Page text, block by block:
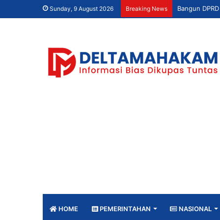
Sunday, 9 August 2026 Breaking News
HOME PEMERINTAHAN NASIONAL